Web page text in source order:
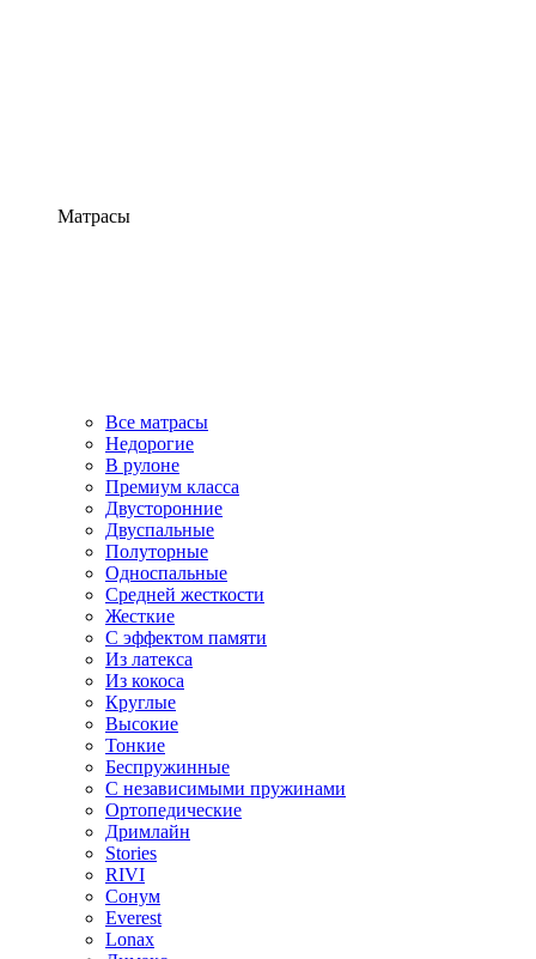
Матрасы
Все матрасы
Недорогие
В рулоне
Премиум класса
Двусторонние
Двуспальные
Полуторные
Односпальные
Средней жесткости
Жесткие
С эффектом памяти
Из латекса
Из кокоса
Круглые
Высокие
Тонкие
Беспружинные
С независимыми пружинами
Ортопедические
Дримлайн
Stories
RIVI
Сонум
Everest
Lonax